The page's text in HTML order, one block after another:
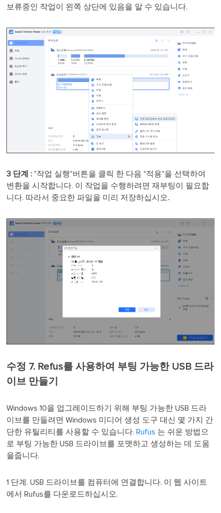
보류중인 작업이 왼쪽 상단에 있음을 알 수 있습니다.
3 단계 :"작업 실행"버튼을 클릭 한 다음 "적용"을 선택하여
변환을 시작합니다. 이 작업을 수행하려면 재부팅이 필요합
니다. 따라서 중요한 파일을 미리 저장하십시오.
수정 7. Refus를 사용하여 부팅 가능한 USB 드라
이브 만들기
Windows 10을 업그레이드하기 위해 부팅 가능한 USB 드라
이브를 만들려면 Windows 미디어 생성 도구 대신 몇 가지 간
단한 유틸리티를 사용할 수 있습니다. Rufus 는 쉬운 방법으
로 부팅 가능한 USB 드라이브를 포맷하고 생성하는 데 도움
을줍니다.
1 단계. USB 드라이브를 컴퓨터에 연결합니다. 이 웹 사이트
에서 Rufus를 다운로드하십시오.